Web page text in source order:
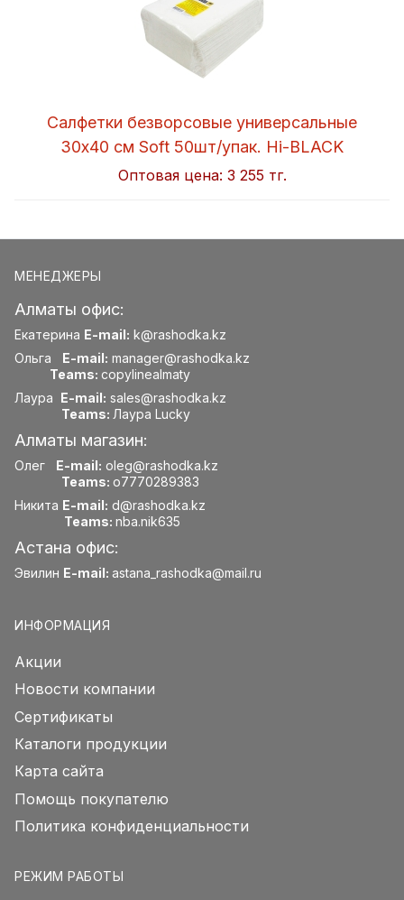
Салфетки безворсовые универсальные
30x40 см Soft 50шт/упак. Hi-BLACK
Оптовая цена: 3 255 тг.
МЕНЕДЖЕРЫ
Алматы офис:
Екатерина E-mail: k@rashodka.kz
Ольга E-mail: manager@rashodka.kz
Teams: copylinealmaty
Лаура E-mail: sales@rashodka.kz
Teams: Лаура Lucky
Алматы магазин:
Олег E-mail: oleg@rashodka.kz
Teams: o7770289383
Никита E-mail: d@rashodka.kz
Teams: nba.nik635
Астана офис:
Эвилин E-mail: astana_rashodka@mail.ru
ИНФОРМАЦИЯ
Акции
Новости компании
Сертификаты
Каталоги продукции
Карта сайта
Помощь покупателю
Политика конфиденциальности
РЕЖИМ РАБОТЫ